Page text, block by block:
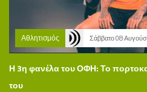
Αθλητισμός Σάββατο 08
Η 3η φανέλα του ΟΦΗ: Το
του